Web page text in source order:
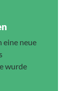
eine neue
wurde